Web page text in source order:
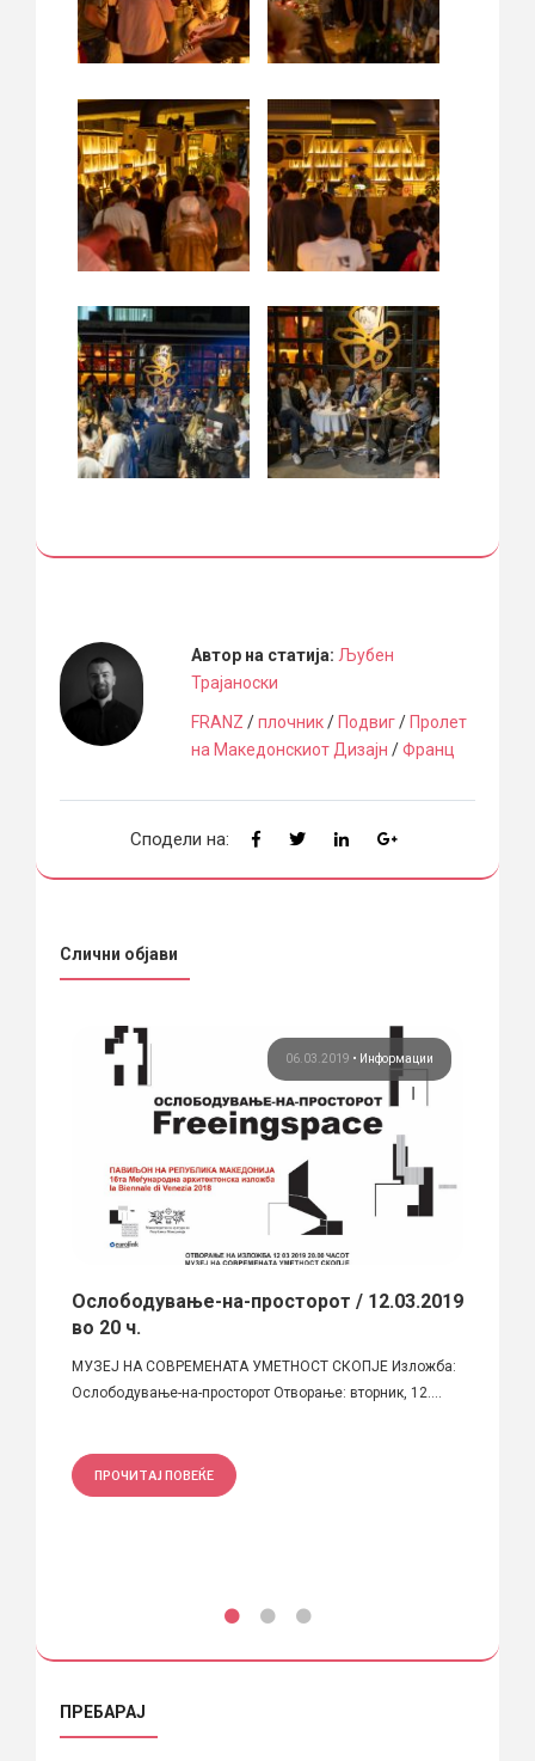
Автор на статија: Љубен
Трајаноски
FRANZ /плочник/ Подвиг/ Пролет
на Македонскиот Дизајн /Франц
Сподели на:
Слични објави
06.03.2019 • Информации
Ослободување-на-просторот / 12.03.2019
во 20 ч.
МУЗЕЈ НА СОВРЕМЕНАТА УМЕТНОСТ СКОПЈЕ Изложба:
Ослободување-на-просторот Отворање: вторник, 12....
ПРОЧИТАЈ ПОВЕЌЕ
ПРЕБАРАЈ